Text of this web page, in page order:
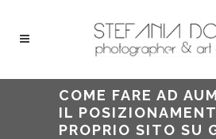
COME FARE AD
IL
PROPRIO SITO SU